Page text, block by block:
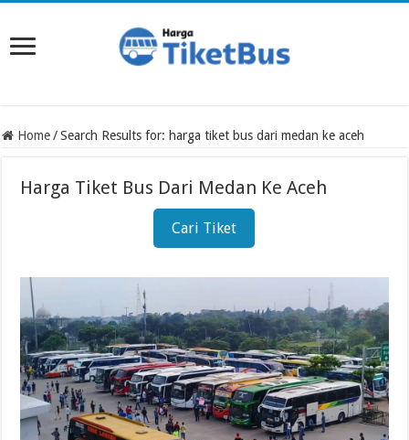
Home / Search Results for: harga tiket bus dari medan ke aceh
Harga Tiket Bus Dari Medan Ke Aceh
Cari Tiket